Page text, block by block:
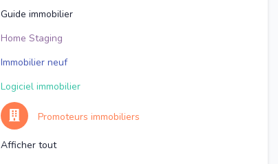
Guide immobilier
Home Staging
Immobilier neuf
Logiciel immobilier
Promoteurs immobiliers
Afficher tout